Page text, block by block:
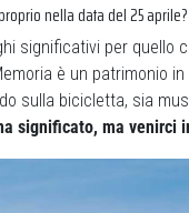
nella data del 25 aprile?
significativi per quello
è un patrimonio
sulla bicicletta, sia
significato, ma venirci